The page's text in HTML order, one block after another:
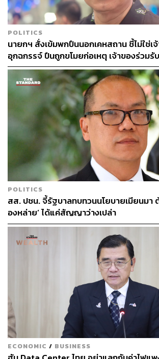
ประธานาธิบดีเวียดนามยืนยันว่า รัฐบาลเวี
สำคัญกับนักลงทุนไทย ซึ่งล้วนเป็นบริษัทชั้น
สำคัญต่อการพัฒนาเศรษฐกิจของเวียดนาม
ไม่มีการบังคับใช้กฎหมายย้อนหลัง และได้
เกี่ยวข้องให้รับฟังและเร่งแก้ไขปัญหาของ
5. สานต่อสัญลักษณ์แห่งมิตรภาพไทย-เวีย
ไทยพร้อมสนับสนุนนกกระเรียนจำนวน 12
ภายในปีนี้ เพื่อเป็นสัญลักษณ์แห่งมิตรภาพ
การอนุรักษ์ทรัพยากรธรรมชาติ และความ
แน่นแฟ้นระหว่างประชาชนของทั้งสองปร
วิสัยทัศน์ร่วม ‘จับมือและเติบโตไปด้วยกัน’
TAGS: Asean เศรษฐกิจไทย นายกรัฐมนตรี
อนุทิน ชาญวีรกูล
Thailand
ความสัมพันธ์ไทย-เวียดนาม
ABOUT THE
POLITICS
นายกฯ สั่งเข้มพกปืนนอกเคหสถาน ชี้ไม่ใช่เ
อุกฉกรรจ์ ปืนถูกขโมยก่อเหตุ เจ้าของร่วมรั
POLITICS
สส. ปชน. จี้รัฐบาลทบทวนนโยบายเมียนมา
องหล่าย’ ได้แค่สัญญาว่างเปล่า
ECONOMIC / BUSINESS